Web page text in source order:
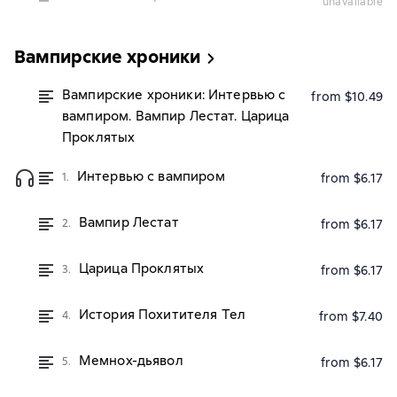
Вампирские хроники
Вампирские хроники: Интервью с
вампиром. Вампир Лестат. Царица
Проклятых
from $10.49
1. Интервью с вампиром from $6.17
2. Вампир Лестат from $6.17
3. Царица Проклятых from $6.17
4. История Похитителя Тел from $7.40
5. Мемнох-дьявол from $6.17